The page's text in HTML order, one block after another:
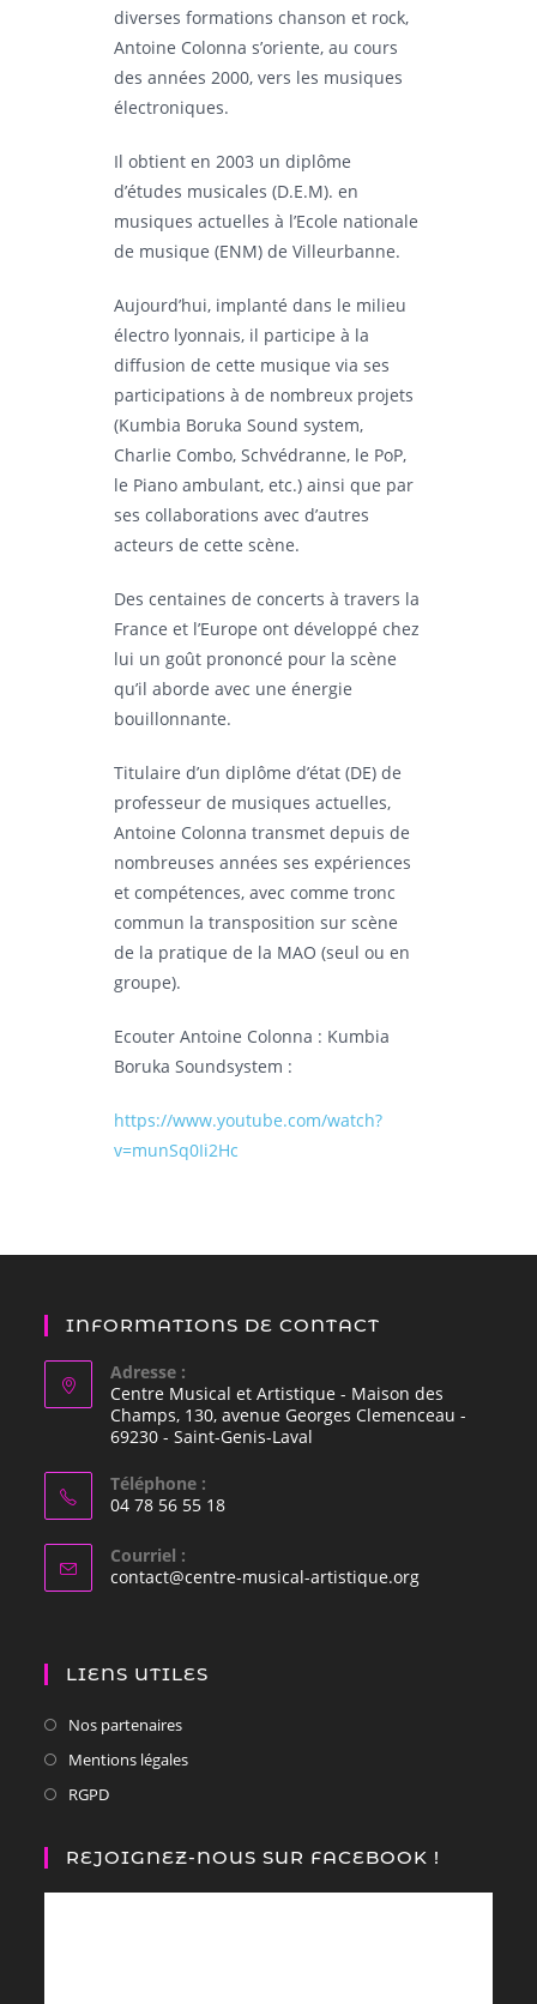
diverses formations chanson et rock,
Antoine Colonna s’oriente, au cours
des années 2000, vers les musiques
électroniques.
Il obtient en 2003 un diplôme
d’études musicales (D.E.M). en
musiques actuelles à l’Ecole nationale
de musique (ENM) de Villeurbanne.
Aujourd’hui, implanté dans le milieu
électro lyonnais, il participe à la
diffusion de cette musique via ses
participations à de nombreux projets
(Kumbia Boruka Sound system,
Charlie Combo, Schvédranne, le PoP,
le Piano ambulant, etc.) ainsi que par
ses collaborations avec d’autres
acteurs de cette scène.
Des centaines de concerts à travers la
France et l’Europe ont développé chez
lui un goût prononcé pour la scène
qu’il aborde avec une énergie
bouillonnante.
Titulaire d’un diplôme d’état (DE) de
professeur de musiques actuelles,
Antoine Colonna transmet depuis de
nombreuses années ses expériences
et compétences, avec comme tronc
commun la transposition sur scène
de la pratique de la MAO (seul ou en
groupe).
Ecouter Antoine Colonna : Kumbia
Boruka Soundsystem :
https://www.youtube.com/watch?
v=munSq0Ii2Hc
INFORMATIONS DE CONTACT
Adresse :
Centre Musical et Artistique - Maison des
Champs, 130, avenue Georges Clemenceau -
69230 - Saint-Genis-Laval
Téléphone :
04 78 56 55 18
Courriel :
contact@centre-musical-artistique.org
LIENS UTILES
Nos partenaires
Mentions légales
RGPD
REJOIGNEZ-NOUS SUR FACEBOOK !